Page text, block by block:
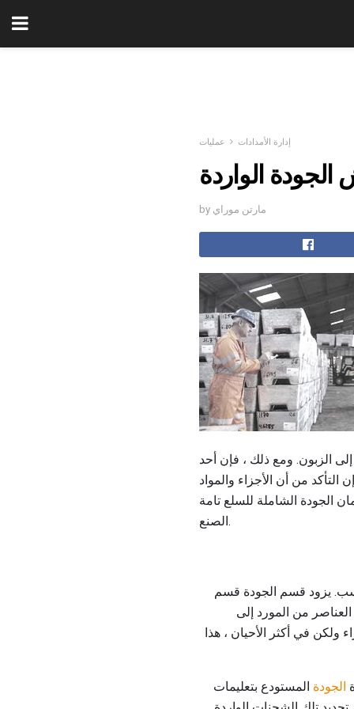
إدارة الأمدادات عمليات
الجودة الواردة
by مارتن موراي
الزبون. ومع ذلك ، فإن أحد
من أن الأجزاء والمواد
الجودة الشاملة للسلع تامة
الصنع.
يزود قسم الجودة قسم
من المورد إلى
في أكثر الأحيان ، هذا
الجودة المستودع بتعليمات